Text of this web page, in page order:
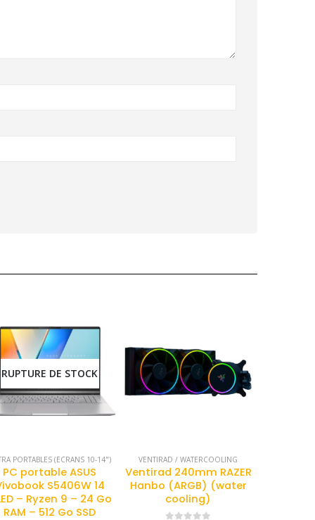
RUPTURE DE STOCK
PORTABLES (ECRANS 10-14")
PC portable ASUS
S5406W 14
– Ryzen 9 – 24 Go
RAM – 512 Go SSD
VENTIRAD / WATERCOOLING
Ventirad 240mm RAZER
Hanbo (ARGB) (water
cooling)